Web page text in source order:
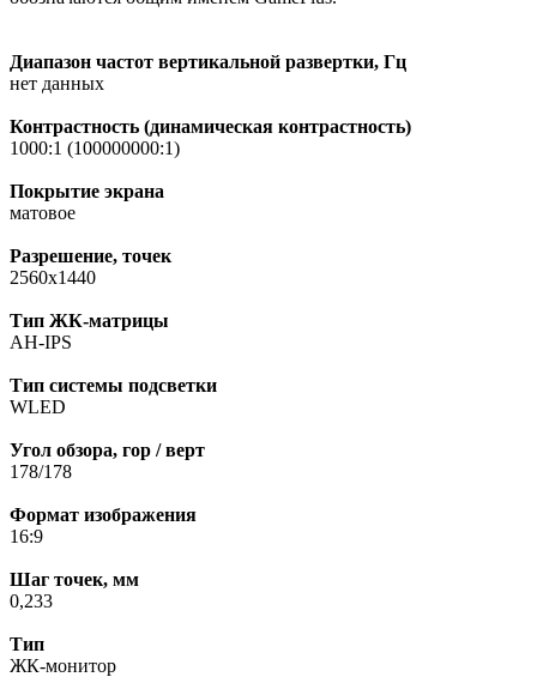
Диапазон частот вертикальной развертки, Гц
нет данных
Контрастность (динамическая контрастность)
1000:1 (100000000:1)
Покрытие экрана
матовое
Разрешение, точек
2560x1440
Тип ЖК-матрицы
AH-IPS
Тип системы подсветки
WLED
Угол обзора, гор / верт
178/178
Формат изображения
16:9
Шаг точек, мм
0,233
Тип
ЖК-монитор